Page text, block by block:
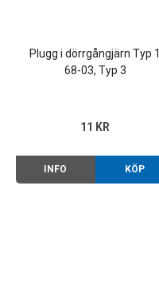
Plugg i dörrgångjärn Typ 1
68-03, Typ 3
11 KR
INFO KÖP